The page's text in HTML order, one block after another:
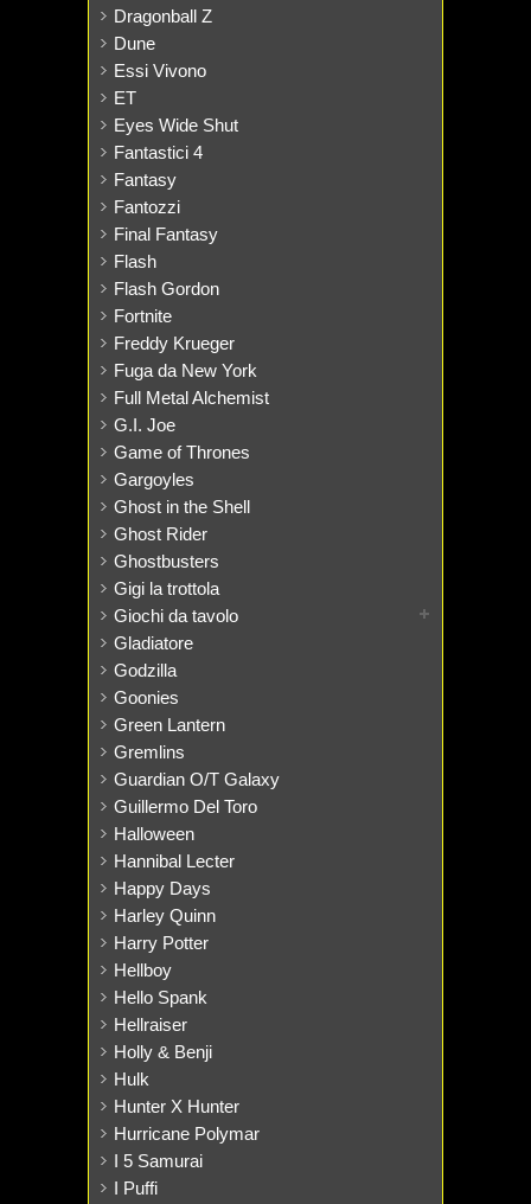
Dragonball Z
Dune
Essi Vivono
ET
Eyes Wide Shut
Fantastici 4
Fantasy
Fantozzi
Final Fantasy
Flash
Flash Gordon
Fortnite
Freddy Krueger
Fuga da New York
Full Metal Alchemist
G.I. Joe
Game of Thrones
Gargoyles
Ghost in the Shell
Ghost Rider
Ghostbusters
Gigi la trottola
Giochi da tavolo
Gladiatore
Godzilla
Goonies
Green Lantern
Gremlins
Guardian O/T Galaxy
Guillermo Del Toro
Halloween
Hannibal Lecter
Happy Days
Harley Quinn
Harry Potter
Hellboy
Hello Spank
Hellraiser
Holly & Benji
Hulk
Hunter X Hunter
Hurricane Polymar
I 5 Samurai
I Puffi